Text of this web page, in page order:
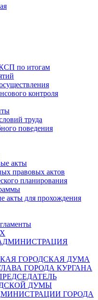
по итогам
контроля
труда
поведения
акты
правовых актов
планирования
акты для прохождения
ГОРОДСКАЯ ДУМА
ГОРОДА КУРГАНА
ДУМЫ
ГОРОДА